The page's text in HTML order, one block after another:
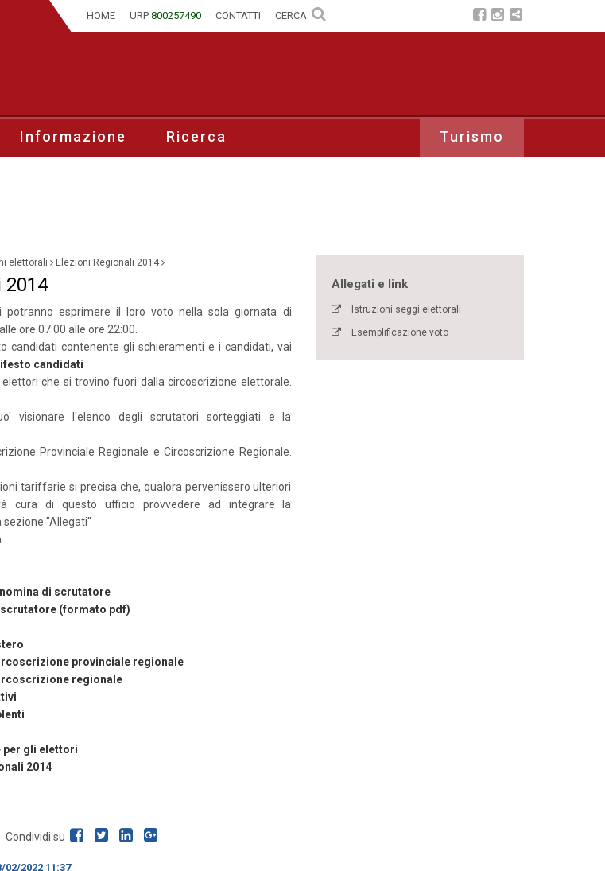
HOME URP 800257490 CONTATTI CERCA
Informazione Turismo
Ricerca
elettorali Elezioni Regionali 2014
2014
esprimere il loro voto nella sola giornata di
ore 07:00 alle ore 22:00.
candidati contenente gli schieramenti e i candidati, vai
candidati
che si trovino fuori dalla circoscrizione elettorale.
visionare l'elenco degli scrutatori sorteggiati e la
Provinciale Regionale e Circoscrizione Regionale.
tariffarie si precisa che, qualora pervenissero ulteriori
cura di questo ufficio provvedere ad integrare la
"Allegati"
di scrutatore
scrutatore (formato pdf)
provinciale regionale
regionale
gli elettori
2014
Condividi su
02/2022 11:37
Allegati e link
Istruzioni seggi elettorali
Esemplificazione voto